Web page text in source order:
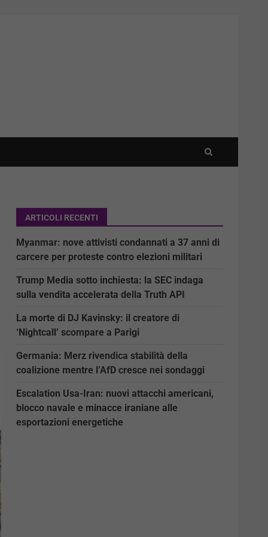
ARTICOLI RECENTI
Myanmar: nove attivisti condannati a 37 anni di
carcere per proteste contro elezioni militari
Trump Media sotto inchiesta: la SEC indaga
sulla vendita accelerata della Truth API
La morte di DJ Kavinsky: il creatore di
‘Nightcall’ scompare a Parigi
Germania: Merz rivendica stabilità della
coalizione mentre l’AfD cresce nei sondaggi
Escalation Usa-Iran: nuovi attacchi americani,
blocco navale e minacce iraniane alle
esportazioni energetiche